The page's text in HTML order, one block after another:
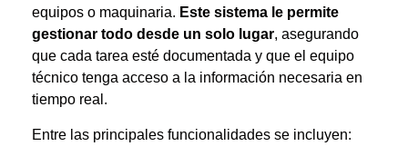
equipos o maquinaria. Este sistema le permite
gestionar todo desde un solo lugar, asegurando
que cada tarea esté documentada y que el equipo
técnico tenga acceso a la información necesaria en
tiempo real.
Entre las principales funcionalidades se incluyen: